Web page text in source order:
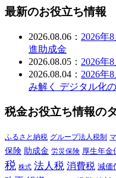
最新のお役立ち情報
2026.08.06： 2026年
進助成金
2026.08.05： 2026年
2026.08.04： 2026年
み解く デジタル化
税金お役立ち情報の
ふるさと納税 グループ法人税制
保険 助成金 労災保険 厚生年金
税 株式 法人税 消費税 減価